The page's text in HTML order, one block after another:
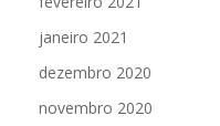
janeiro 2021
dezembro 2020
novembro 2020